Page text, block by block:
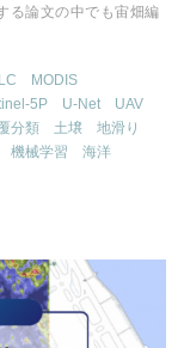
る論文の中でも宙畑編
MODIS
5P U-Net
UAV
分類 土壌
地滑り
機械学習
海洋